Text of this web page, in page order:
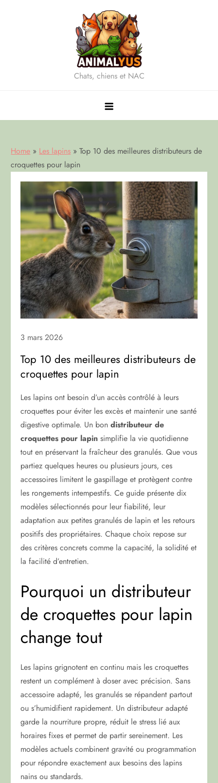
Chats, chiens et NAC
Home » Les lapins » Top 10 des meilleures distributeurs de
croquettes pour lapin
3 mars 2026
Top 10 des meilleures distributeurs de
croquettes pour lapin
Les lapins ont besoin d’un accès contrôlé à leurs
croquettes pour éviter les excès et maintenir une santé
digestive optimale. Un bondistributeur de
croquettes pour lapin simplifie la vie quotidienne
tout en préservant la fraîcheur des granulés. Que vous
partiez quelques heures ou plusieurs jours, ces
accessoires limitent le gaspillage et protègent contre
les rongements intempestifs. Ce guide présente dix
modèles sélectionnés pour leur fiabilité, leur
adaptation aux petites granulés de lapin et les retours
positifs des propriétaires. Chaque choix repose sur
des critères concrets comme la capacité, la solidité et
la facilité d’entretien.
Pourquoi un distributeur
de croquettes pour lapin
change tout
Les lapins grignotent en continu mais les croquettes
restent un complément à doser avec précision. Sans
accessoire adapté, les granulés se répandent partout
ou s’humidifient rapidement. Un distributeur adapté
garde la nourriture propre, réduit le stress lié aux
horaires fixes et permet de partir sereinement. Les
modèles actuels combinent gravité ou programmation
pour répondre exactement aux besoins des lapins
nains ou standards.